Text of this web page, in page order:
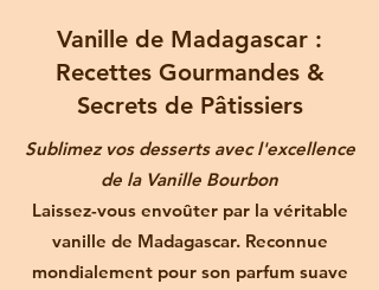
Vanille de Madagascar :
Recettes Gourmandes &
Secrets de Pâtissiers
Sublimez vos desserts avec l'excellence
de la Vanille Bourbon
Laissez-vous envoûter par la véritable
vanille de Madagascar. Reconnue
mondialement pour son parfum suave